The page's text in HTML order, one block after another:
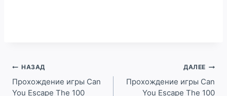
Навигация
по
НАЗАД
Прохождение игры Can
You Escape The 100
ДАЛЕЕ
Прохождение игры Can
You Escape The 100